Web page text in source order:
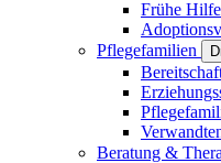
Frühe
Pflegefamilien
Beratung &